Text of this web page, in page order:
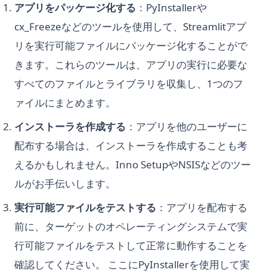
アプリをパッケージ化する ：PyInstallerや
cx_Freezeなどのツールを使用して、Streamlitアプ
リを実行可能ファイルにパッケージ化することがで
きます。これらのツールは、アプリの実行に必要な
すべてのファイルとライブラリを収集し、1つのフ
ァイルにまとめます。
インストーラを作成する ：アプリを他のユーザーに
配布する場合は、インストーラを作成することも考
えるかもしれません。Inno SetupやNSISなどのツー
ルがお手伝いします。
実行可能ファイルをテストする ：アプリを配布する
前に、ターゲットのオペレーティングシステムで実
行可能ファイルをテストして正常に動作することを
確認してください。 ここにPyInstallerを使用して実